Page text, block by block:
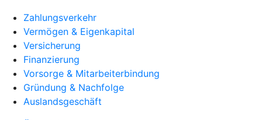
Zahlungsverkehr
Vermögen & Eigenkapital
Versicherung
Finanzierung
Vorsorge & Mitarbeiterbindung
Gründung & Nachfolge
Auslandsgeschäft